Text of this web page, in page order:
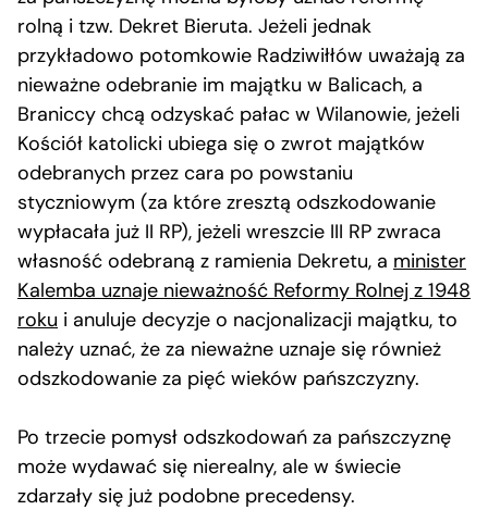
rolną i tzw. Dekret Bieruta. Jeżeli jednak
przykładowo potomkowie Radziwiłłów uważają za
nieważne odebranie im majątku w Balicach, a
Braniccy chcą odzyskać pałac w Wilanowie, jeżeli
Kościół katolicki ubiega się o zwrot majątków
odebranych przez cara po powstaniu
styczniowym (za które zresztą odszkodowanie
wypłacała już II RP), jeżeli wreszcie III RP zwraca
własność odebraną z ramienia Dekretu, a minister
Kalemba uznaje nieważność Reformy Rolnej z 1948
roku i anuluje decyzje o nacjonalizacji majątku, to
należy uznać, że za nieważne uznaje się również
odszkodowanie za pięć wieków pańszczyzny.
Po trzecie pomysł odszkodowań za pańszczyznę
może wydawać się nierealny, ale w świecie
zdarzały się już podobne precedensy.